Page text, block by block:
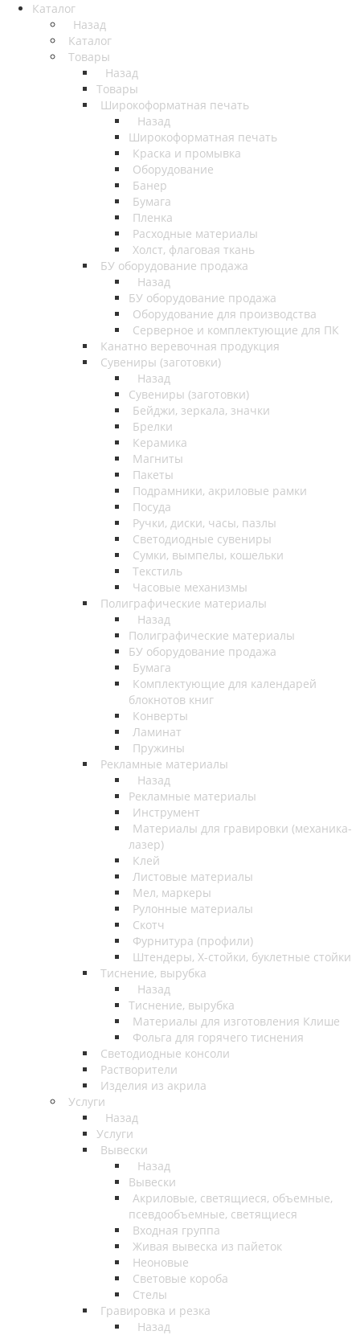
Каталог
Назад
Каталог
Товары
Назад
Товары
Широкоформатная печать
Назад
Широкоформатная печать
Краска и промывка
Оборудование
Банер
Бумага
Пленка
Расходные материалы
Холст, флаговая ткань
БУ оборудование продажа
Назад
БУ оборудование продажа
Оборудование для производства
Серверное и комплектующие для ПК
Канатно веревочная продукция
Сувениры (заготовки)
Назад
Сувениры (заготовки)
Бейджи, зеркала, значки
Брелки
Керамика
Магниты
Пакеты
Подрамники, акриловые рамки
Посуда
Ручки, диски, часы, пазлы
Светодиодные сувениры
Сумки, вымпелы, кошельки
Текстиль
Часовые механизмы
Полиграфические материалы
Назад
Полиграфические материалы
БУ оборудование продажа
Бумага
Комплектующие для календарей
блокнотов книг
Конверты
Ламинат
Пружины
Рекламные материалы
Назад
Рекламные материалы
Инструмент
Материалы для гравировки (механика-
лазер)
Клей
Листовые материалы
Мел, маркеры
Рулонные материалы
Скотч
Фурнитура (профили)
Штендеры, Х-стойки, буклетные стойки
Тиснение, вырубка
Назад
Тиснение, вырубка
Материалы для изготовления Клише
Фольга для горячего тиснения
Светодиодные консоли
Растворители
Изделия из акрила
Услуги
Назад
Услуги
Вывески
Назад
Вывески
Акриловые, светящиеся, объемные,
псевдообъемные, светящиеся
Входная группа
Живая вывеска из пайеток
Неоновые
Световые короба
Стелы
Гравировка и резка
Назад